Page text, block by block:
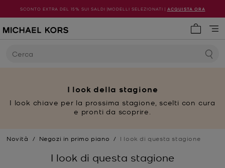
SCONTO EXTRA DEL 15% SUI SALDI |MODELLI SELEZIONATI | ACQUISTA ORA
Cerca
I look della stagione
I look chiave per la prossima stagione, scelti con cura
e pronti da scoprire.
Novità / Negozi in primo piano / I look di questa stagione
I look di questa stagione